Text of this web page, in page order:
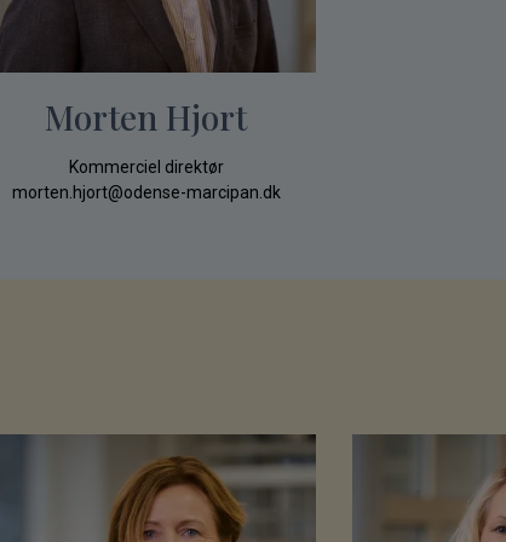
Morten Hjort
Kommerciel direktør
morten.hjort@odense-marcipan.dk